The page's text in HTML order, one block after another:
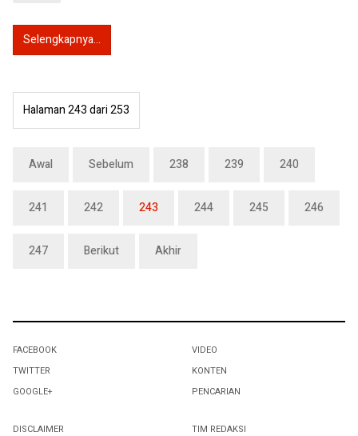
Selengkapnya...
Halaman 243 dari 253
Awal Sebelum 238 239 240
241 242 243 244 245 246
247 Berikut Akhir
FACEBOOK
TWITTER
GOOGLE+
VIDEO
KONTEN
PENCARIAN
DISCLAIMER TIM REDAKSI